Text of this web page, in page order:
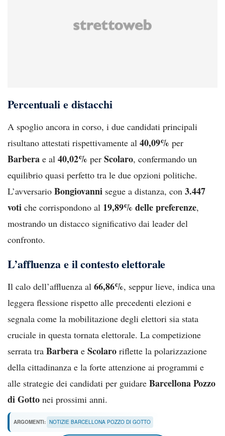
Percentuali e distacchi
A spoglio ancora in corso, i due candidati principali
risultano attestati rispettivamente al 40,09% per
Barbera e al 40,02% per Scolaro, confermando un
equilibrio quasi perfetto tra le due opzioni politiche.
L’avversario Bongiovanni segue a distanza, con 3.447
voti che corrispondono al 19,89% delle preferenze,
mostrando un distacco significativo dai leader del
confronto.
L’affluenza e il contesto elettorale
Il calo dell’affluenza al 66,86%, seppur lieve, indica una
leggera flessione rispetto alle precedenti elezioni e
segnala come la mobilitazione degli elettori sia stata
cruciale in questa tornata elettorale. La competizione
serrata tra Barbera e Scolaro riflette la polarizzazione
della cittadinanza e la forte attenzione ai programmi e
alle strategie dei candidati per guidare Barcellona Pozzo
di Gotto nei prossimi anni.
ARGOMENTI: NOTIZIE BARCELLONA POZZO DI GOTTO